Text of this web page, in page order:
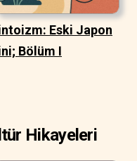
Eski Japon
Bölüm I
Hikayeleri